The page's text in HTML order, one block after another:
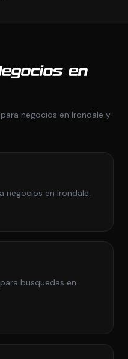
en
negocios en Irondale y
negocios en Irondale.
busquedas en